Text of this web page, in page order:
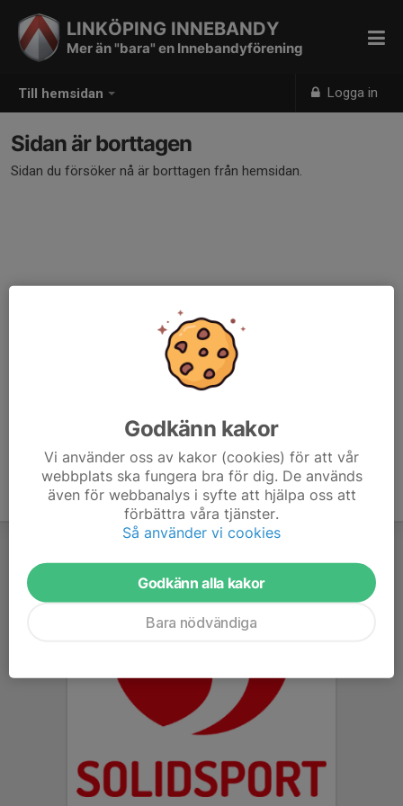
Till hemsidan Logga in
LINKÖPING INNEBANDY
Mer än "bara" en Innebandyförening
Sidan är borttagen
Sidan du försöker nå är borttagen från hemsidan.
Godkänn kakor
Vi använder oss av kakor (cookies) för att vår
webbplats ska fungera bra för dig. De används
även för webbanalys i syfte att hjälpa oss att
förbättra våra tjänster.
Så använder vi cookies
Godkänn alla kakor
Bara nödvändiga